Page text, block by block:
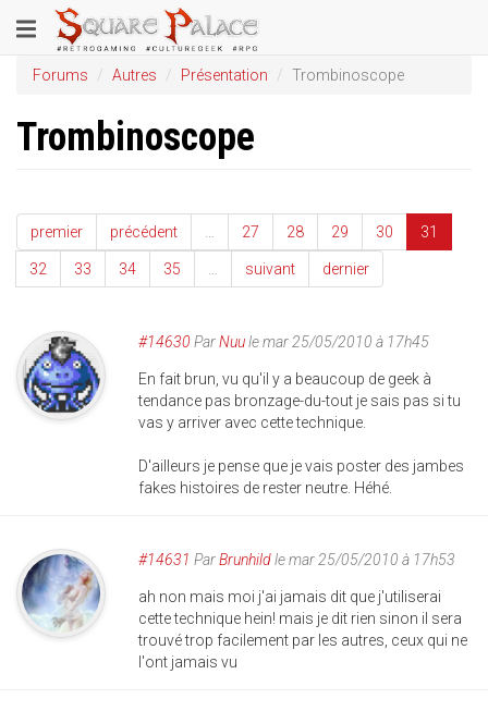
au
contenu
principal
Toggle
navigation
Forums Autres Présentation Trombinoscope
Trombinoscope
premier précédent 27 28 29 30 31
32 33 34 35 suivant dernier
#14630 ParNuule mar 25/05/2010 à 17h45
En fait brun, vu qu'il y a beaucoup de geek à
tendance pas bronzage-du-tout je sais pas si tu
vas y arriver avec cette technique.
D'ailleurs je pense que je vais poster des jambes
fakes histoires de rester neutre. Héhé.
#14631 ParBrunhildle mar 25/05/2010 à 17h53
ah non mais moi j'ai jamais dit que j'utiliserai
cette technique hein! mais je dit rien sinon il sera
trouvé trop facilement par les autres, ceux qui ne
l'ont jamais vu